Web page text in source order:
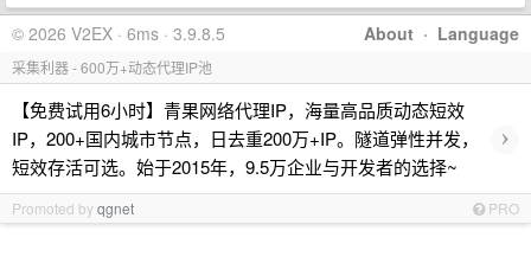
About · Language
© 2026 V2EX · 6ms · 3.9.8.5
采集利器 - 600万+动态代理IP池
【免费试用6小时】青果网络代理IP，海量高品质动态短效
IP，200+国内城市节点，日去重200万+IP。隧道弹性并发，
短效存活可选。始于2015年，9.5万企业与开发者的选择~
›
Promoted byqgnet PRO